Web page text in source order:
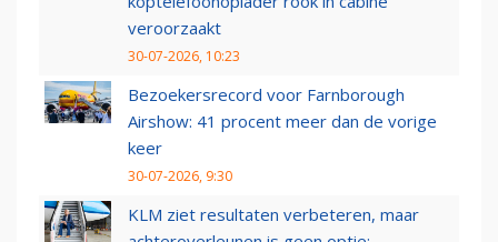
veroorzaakt
30-07-2026, 10:23
Bezoekersrecord voor Farnborough
Airshow: 41 procent meer dan de vorige
keer
30-07-2026, 9:30
KLM ziet resultaten verbeteren, maar